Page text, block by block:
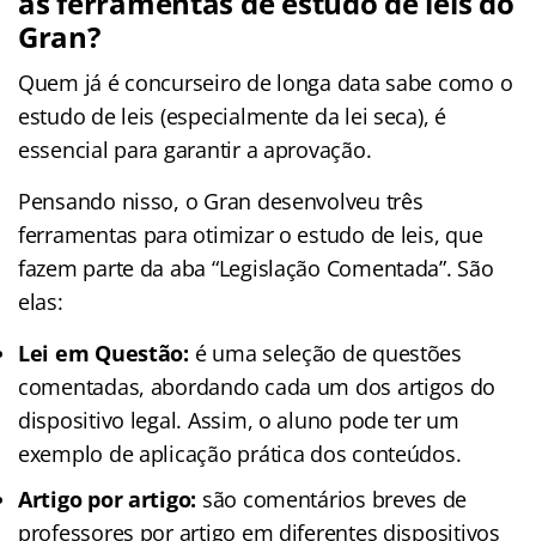
Gran?
Quem já é concurseiro de longa data sabe como o
estudo de leis (especialmente da lei seca), é
essencial para garantir a aprovação.
Pensando nisso, o Gran desenvolveu três
ferramentas para otimizar o estudo de leis, que
fazem parte da aba “Legislação Comentada”. São
elas:
Lei em Questão: é uma seleção de questões
comentadas, abordando cada um dos artigos do
dispositivo legal. Assim, o aluno pode ter um
exemplo de aplicação prática dos conteúdos.
Artigo por artigo: são comentários breves de
professores por artigo em diferentes dispositivos